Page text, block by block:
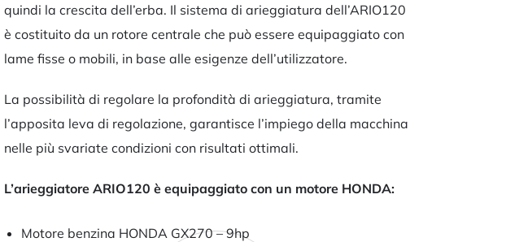
quindi la crescita dell’erba. Il sistema di arieggiatura dell’ARIO120
è costituito da un rotore centrale che può essere equipaggiato con
lame fisse o mobili, in base alle esigenze dell’utilizzatore.
La possibilità di regolare la profondità di arieggiatura, tramite
l’apposita leva di regolazione, garantisce l’impiego della macchina
nelle più svariate condizioni con risultati ottimali.
L’arieggiatore ARIO120 è equipaggiato con un motore HONDA:
Motore benzina HONDA GX270 – 9hp